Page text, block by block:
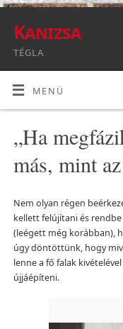
Kanizsa
TÉGLA
MENÜ
„Ha
más, mint
Nem olyan régen
kellett felújítani és
(leégett még korábban),
úgy döntöttünk, hogy
lenne a fő falak
újjáépíteni.